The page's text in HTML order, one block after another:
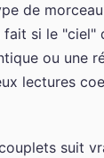
de
si le "ciel"
ou une
lectures
suit